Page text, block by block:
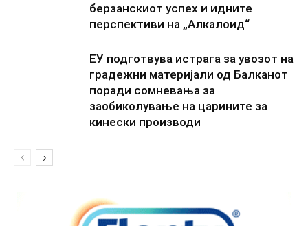
берзанскиот успех и идните
перспективи на „Алкалоид“
ЕУ подготвува истрага за увозот на
градежни материјали од Балканот
поради сомневања за
заобиколување на царините за
кинески производи